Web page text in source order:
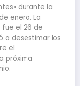
durante la
enero. La
fue el 26 de
a desestimar los
el
próxima